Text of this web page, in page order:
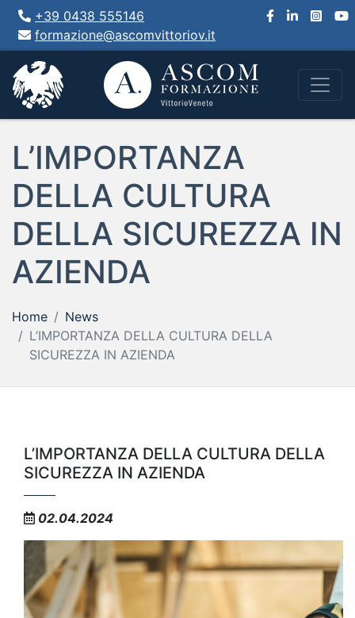
+39 0438 555146
formazione@ascomvittoriov.it
L’IMPORTANZA
DELLA CULTURA
DELLA SICUREZZA IN
AZIENDA
Home
News
L’IMPORTANZA DELLA CULTURA DELLA
SICUREZZA IN AZIENDA
L’IMPORTANZA DELLA CULTURA DELLA
SICUREZZA IN AZIENDA
02.04.2024